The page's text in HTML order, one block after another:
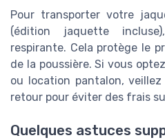
Pour transporter votre
(édition jaquette
respirante. Cela protège le
de la poussière. Si vous
ou location pantalon,
retour pour éviter des frais
Quelques astuces